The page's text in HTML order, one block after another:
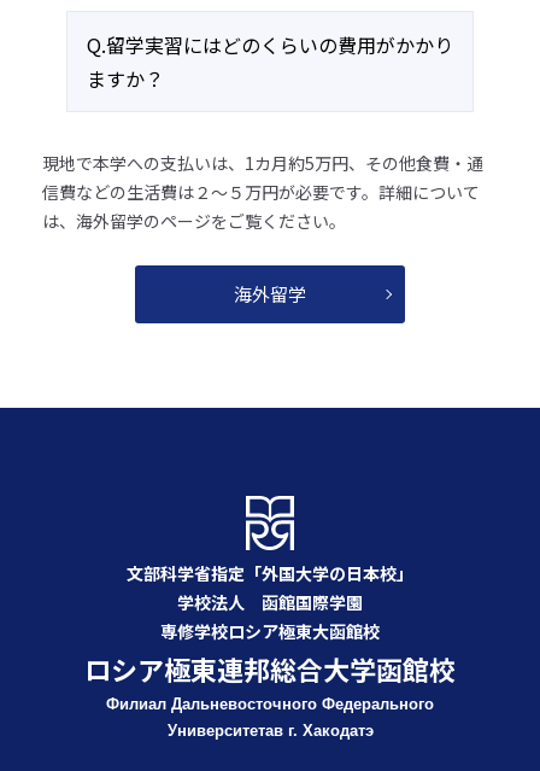
Q.留学実習にはどのくらいの費用がかかり
ますか？
現地で本学への支払いは、1カ月約5万円、その他食費・通
信費などの生活費は２～５万円が必要です。詳細について
は、海外留学のページをご覧ください。
海外留学
文部科学省指定「外国大学の日本校」
学校法人 函館国際学園
専修学校ロシア極東大函館校
ロシア極東連邦総合大学函館校
Филиал Дальневосточного Федерального
Университетав г. Хакодатэ